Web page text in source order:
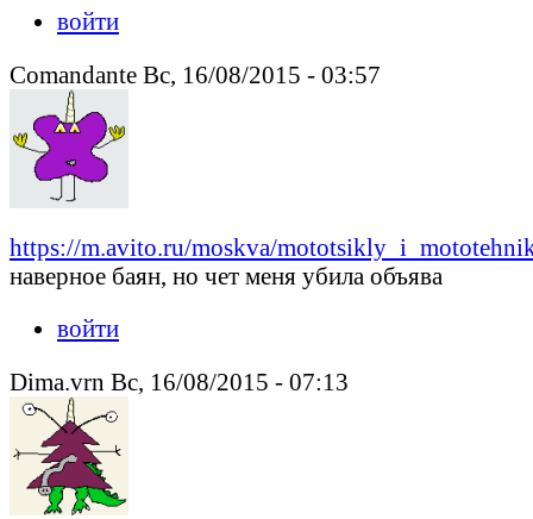
войти
Comandante Вс, 16/08/2015 - 03:57
https://m.avito.ru/moskva/
наверное баян, но чет меня убила объява
войти
Dima.vrn Вс, 16/08/2015 - 07:13